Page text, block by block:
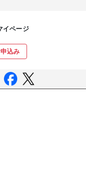
イページ
込み